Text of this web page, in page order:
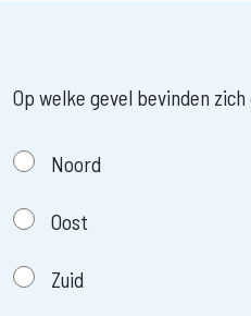
Op welke gevel bevinden
Noord
Oost
Zuid